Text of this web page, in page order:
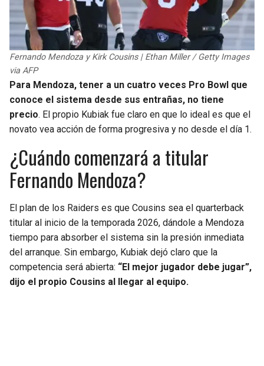
Fernando Mendoza y Kirk Cousins | Ethan Miller / Getty Images
via AFP
Para Mendoza, tener a un cuatro veces Pro Bowl que
conoce el sistema desde sus entrañas, no tiene
precio. El propio Kubiak fue claro en que lo ideal es que el
novato vea acción de forma progresiva y no desde el día 1.
¿Cuándo comenzará a titular
Fernando Mendoza?
El plan de los Raiders es que Cousins sea el quarterback
titular al inicio de la temporada 2026, dándole a Mendoza
tiempo para absorber el sistema sin la presión inmediata
del arranque. Sin embargo, Kubiak dejó claro que la
competencia será abierta: “El mejor jugador debe jugar”,
dijo el propio Cousins al llegar al equipo.